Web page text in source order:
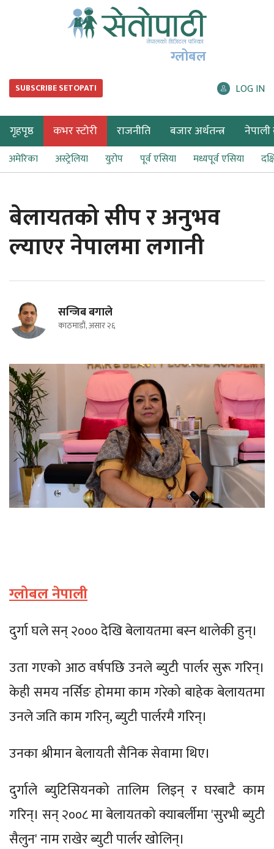
ग्लोबल
SUBSCRIBE SETOPATI LOG IN
गृहपृष्ठ कभर स्टोरी राजनीति बजार अर्थतन्त्र नेपाली
अमेरिका अस्ट्रेलिया युरोप पूर्व एसिया मध्यपूर्व एसिया
बेलायतको सीप र अनुभव
ल्याएर नेपालमा लगानी
सन्जिब बगाले
काठमाडौं, असार २६
ग्लोबल नेपाली
दुर्गा घले सन् २००० देखि बेलायतमा बस्न थालेकी हुन्।
उता गएको आठ वर्षपछि उनले ब्युटी पार्लर सुरू गरिन्।
केही समय नर्सिङ होममा काम गरेको बाहेक बेलायतमा
उनले जति काम गरिन्, ब्युटी पार्लरमै गरिन्।
उनका श्रीमान बेलायती सैनिक सेवामा थिए।
दुर्गाले ब्युटिसियनको तालिम लिइन् र घरबाटै काम
गरिन्। सन् २००८ मा बेलायतको क्याबर्लीमा 'सुरभी ब्युटी
सैलुन' नाम राखेर ब्युटी पार्लर खोलिन्।